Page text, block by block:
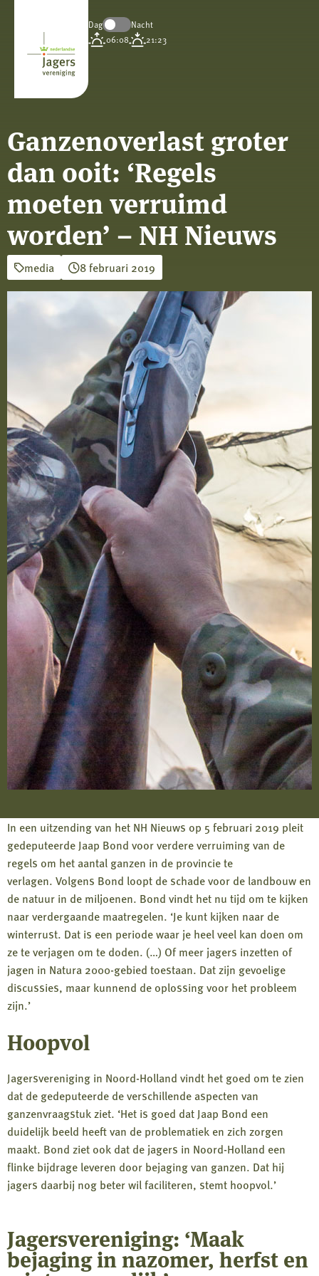
Koninklijke
Nederlandse
Jagersvereniging
Dag
Nacht
06:08
21:23
Ganzenoverlast groter
dan ooit: ‘Regels
moeten verruimd
worden’ – NH Nieuws
media 8 februari 2019
In een uitzending van het NH Nieuws op 5 februari 2019 pleit
gedeputeerde Jaap Bond voor verdere verruiming van de
regels om het aantal ganzen in de provincie te
verlagen. Volgens Bond loopt de schade voor de landbouw en
de natuur in de miljoenen. Bond vindt het nu tijd om te kijken
naar verdergaande maatregelen. ‘Je kunt kijken naar de
winterrust. Dat is een periode waar je heel veel kan doen om
ze te verjagen om te doden. (…) Of meer jagers inzetten of
jagen in Natura 2000-gebied toestaan. Dat zijn gevoelige
discussies, maar kunnend de oplossing voor het probleem
zijn.’
Hoopvol
Jagersvereniging in Noord-Holland vindt het goed om te zien
dat de gedeputeerde de verschillende aspecten van
ganzenvraagstuk ziet. ‘Het is goed dat Jaap Bond een
duidelijk beeld heeft van de problematiek en zich zorgen
maakt. Bond ziet ook dat de jagers in Noord-Holland een
flinke bijdrage leveren door bejaging van ganzen. Dat hij
jagers daarbij nog beter wil faciliteren, stemt hoopvol.’
Jagersvereniging: ‘Maak
bejaging in nazomer, herfst en